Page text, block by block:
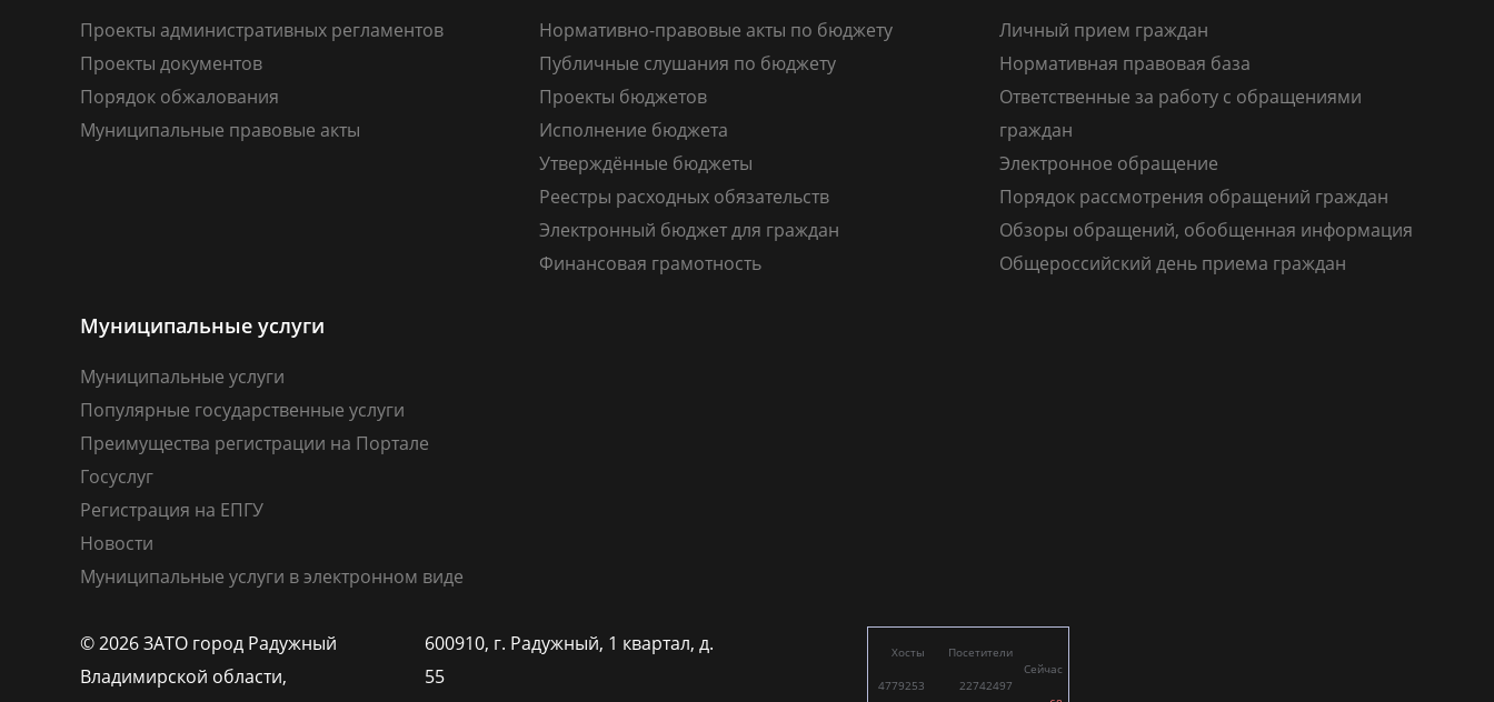
Проекты административных регламентов
Проекты документов
Порядок обжалования
Муниципальные правовые акты
Нормативно-правовые акты по бюджету
Публичные слушания по бюджету
Проекты бюджетов
Исполнение бюджета
Утверждённые бюджеты
Реестры расходных обязательств
Электронный бюджет для граждан
Финансовая грамотность
Личный прием граждан
Нормативная правовая база
Ответственные за работу с обращениями
граждан
Электронное обращение
Порядок рассмотрения обращений граждан
Обзоры обращений, обобщенная информация
Общероссийский день приема граждан
Муниципальные услуги
Муниципальные услуги
Популярные государственные услуги
Преимущества регистрации на Портале
Госуслуг
Регистрация на ЕПГУ
Новости
Муниципальные услуги в электронном виде
© 2026 ЗАТО город Радужный
Владимирской области,
600910, г. Радужный, 1 квартал, д.
55
Хосты
4779253
Посетители
22742497
Сейчас